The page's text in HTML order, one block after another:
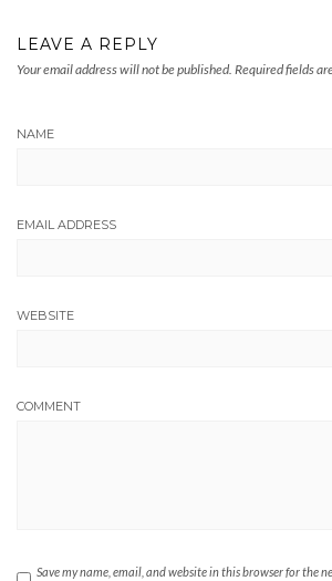
LEAVE A REPLY
Your email address will not be published. Required fields
NAME
EMAIL ADDRESS
WEBSITE
COMMENT
Save my name, email, and website in this browser for the